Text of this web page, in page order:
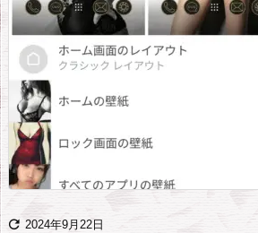
 2024年9月22日